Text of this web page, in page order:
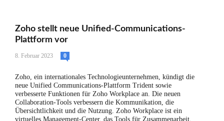
Zoho stellt neue Unified-Communications-
Plattform vor
8. Februar 2023 0
Zoho, ein internationales Technologieunternehmen, kündigt die
neue Unified Communications-Plattform Trident sowie
verbesserte Funktionen für Zoho Workplace an. Die neuen
Collaboration-Tools verbessern die Kommunikation, die
Übersichtlichkeit und die Nutzung. Zoho Workplace ist ein
virtuelles Management-Center, das Tools für Zusammenarbeit,